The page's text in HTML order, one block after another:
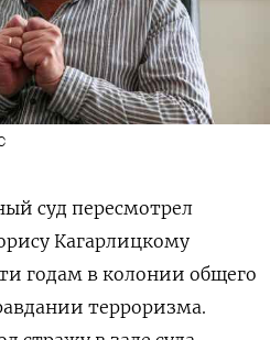
суд пересмотрел
Кагарлицкому
годам в колонии общего
терроризма.